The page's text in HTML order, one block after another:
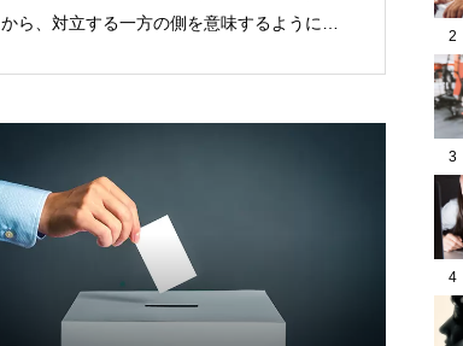
から、対立する一方の側を意味するようにな
2
3
4